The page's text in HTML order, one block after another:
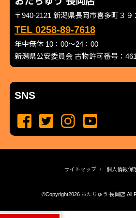
〒940-2121 新潟県長岡市喜多町３９
TEL 0258-89-7618
年中無休 10：00～24：00
新潟県公安委員会 古物許可番号：
SNS
サイトマップ 個人情報保
©Copyright2026 おたちゅう 長岡店 .All